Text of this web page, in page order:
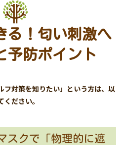
る！匂い刺激へ
予防ポイント
フ対策を知りたい」という方は、以
ださい。
スクで「物理的に遮